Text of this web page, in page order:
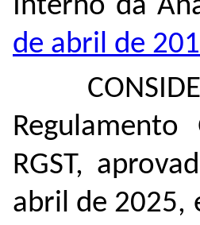
Interno da
de abril de
RGST,
abril de 2025,